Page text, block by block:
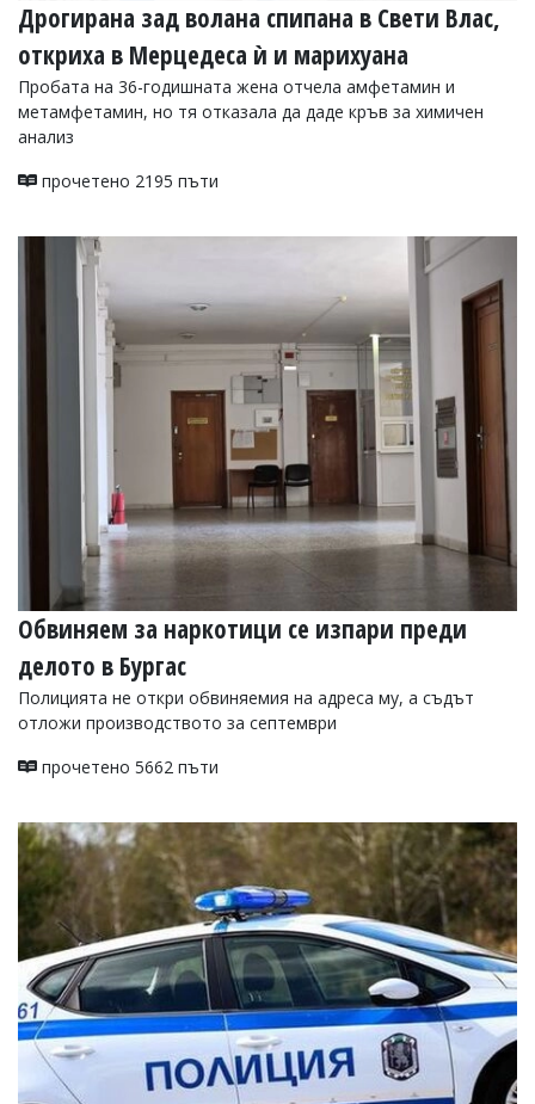
Дрогирана зад волана спипана в Свети Влас,
откриха в Мерцедеса ѝ и марихуана
Пробата на 36-годишната жена отчела амфетамин и
метамфетамин, но тя отказала да даде кръв за химичен
анализ
прочетено 2195 пъти
Обвиняем за наркотици се изпари преди
делото в Бургас
Полицията не откри обвиняемия на адреса му, а съдът
отложи производството за септември
прочетено 5662 пъти